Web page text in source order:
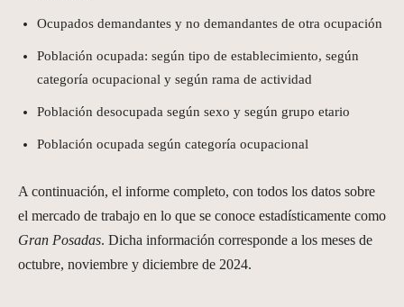
Ocupados demandantes y no demandantes de otra ocupación
Población ocupada: según tipo de establecimiento, según
categoría ocupacional y según rama de actividad
Población desocupada según sexo y según grupo etario
Población ocupada según categoría ocupacional
A continuación, el informe completo, con todos los datos sobre
el mercado de trabajo en lo que se conoce estadísticamente como
Gran Posadas. Dicha información corresponde a los meses de
octubre, noviembre y diciembre de 2024.